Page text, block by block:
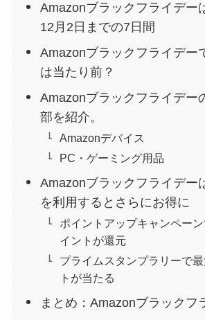
Amazonブラックフライデー
12月2日までの7日間
Amazonブラックフライデー
は当たり前？
Amazonブラックフライデー
部を紹介。
Amazonデバイス
PC・ゲーミング用品
Amazonブラックフライデー
を利用するとさらにお得に
ポイントアップキャンペー
イントが還元
プライムスタンプラリーで
トが当たる
まとめ：Amazonブラックフ